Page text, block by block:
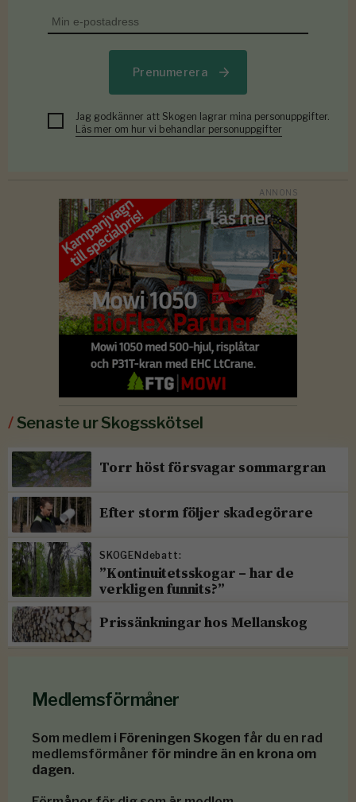
Prenumerera
Jag godkänner att Skogen lagrar mina personuppgifter.
Läs mer om hur vi behandlar personuppgifter
/Senaste ur Skogsskötsel
Torr höst försvagar sommargran
Efter storm följer skadegörare
SKOGENdebatt:
”Kontinuitetsskogar – har de
verkligen funnits?”
Prissänkningar hos Mellanskog
Medlemsförmåner
Som medlem i Föreningen Skogen får du en rad
medlemsförmåner för mindre än en krona om
dagen.